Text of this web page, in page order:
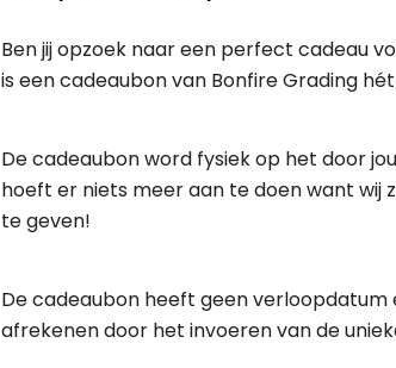
€ 10,00
tot
Ben jij opzoek naar een perfect cadeau
is een cadeaubon van Bonfire Grading
De cadeaubon word fysiek op het door
hoeft er niets meer aan te doen want wij
te geven!
De cadeaubon heeft geen
afrekenen door het invoeren van de